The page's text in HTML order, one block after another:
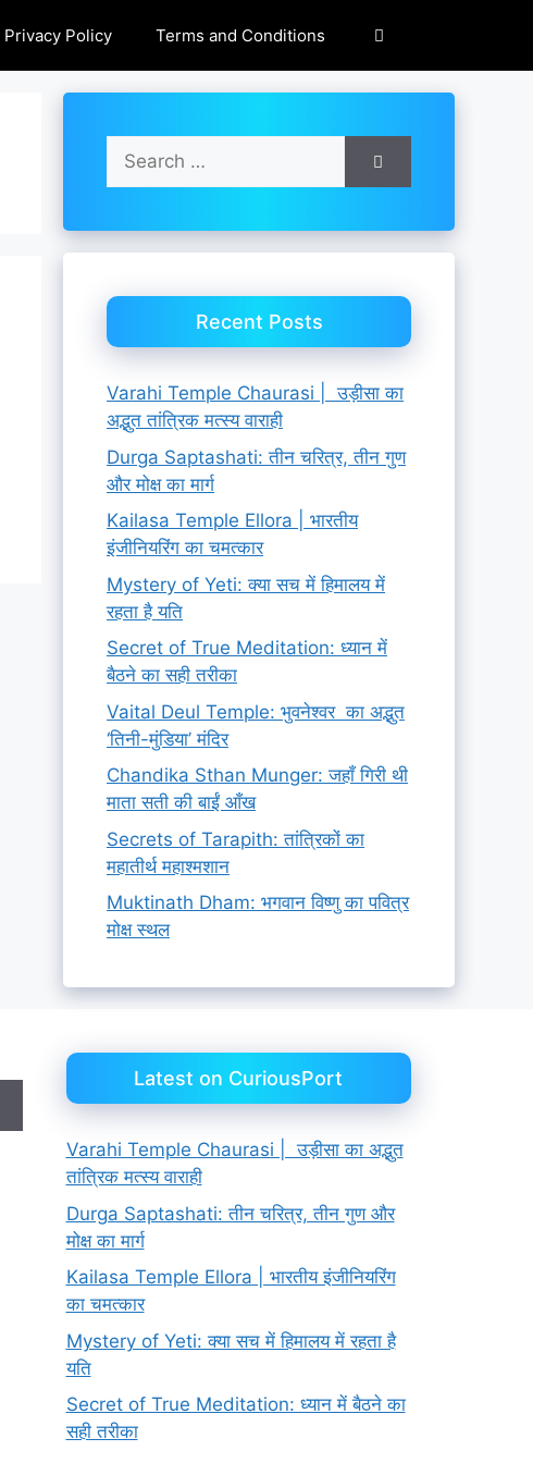
Privacy Policy Terms and Conditions
Search
for:
Recent Posts
Varahi Temple Chaurasi | उड़ीसा का
अद्भुत तांत्रिक मत्स्य वाराही
Durga Saptashati: तीन चरित्र, तीन गुण
और मोक्ष का मार्ग
Kailasa Temple Ellora | भारतीय
इंजीनियरिंग का चमत्कार
Mystery of Yeti: क्या सच में हिमालय में
रहता है यति
Secret of True Meditation: ध्यान में
बैठने का सही तरीका
Vaital Deul Temple: भुवनेश्वर का अद्भुत
‘तिनी-मुंडिया’ मंदिर
Chandika Sthan Munger: जहाँ गिरी थी
माता सती की बाईं आँख
Secrets of Tarapith: तांत्रिकों का
महातीर्थ महाश्मशान
Muktinath Dham: भगवान विष्णु का पवित्र
मोक्ष स्थल
Latest on CuriousPort
Varahi Temple Chaurasi | उड़ीसा का अद्भुत
तांत्रिक मत्स्य वाराही
Durga Saptashati: तीन चरित्र, तीन गुण और
मोक्ष का मार्ग
Kailasa Temple Ellora | भारतीय इंजीनियरिंग
का चमत्कार
Mystery of Yeti: क्या सच में हिमालय में रहता है
यति
Secret of True Meditation: ध्यान में बैठने का
सही तरीका